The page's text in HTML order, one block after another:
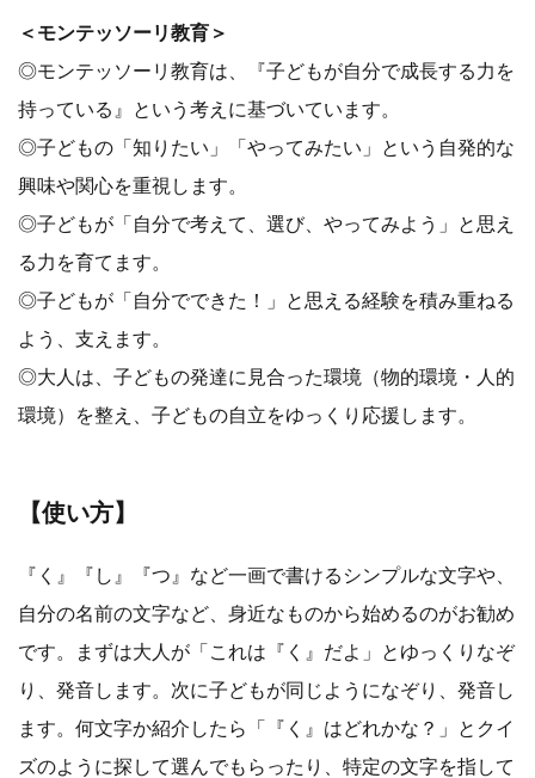
＜モンテッソーリ教育＞
◎モンテッソーリ教育は、『子どもが自分で成長する力を
持っている』という考えに基づいています。
◎子どもの「知りたい」「やってみたい」という自発的な
興味や関心を重視します。
◎子どもが「自分で考えて、選び、やってみよう」と思え
る力を育てます。
◎子どもが「自分でできた！」と思える経験を積み重ねる
よう、支えます。
◎大人は、子どもの発達に見合った環境（物的環境・人的
環境）を整え、子どもの自立をゆっくり応援します。
【使い方】
『く』『し』『つ』など一画で書けるシンプルな文字や、
自分の名前の文字など、身近なものから始めるのがお勧め
です。まずは大人が「これは『く』だよ」とゆっくりなぞ
り、発音します。次に子どもが同じようになぞり、発音し
ます。何文字か紹介したら「『く』はどれかな？」とクイ
ズのように探して選んでもらったり、特定の文字を指して